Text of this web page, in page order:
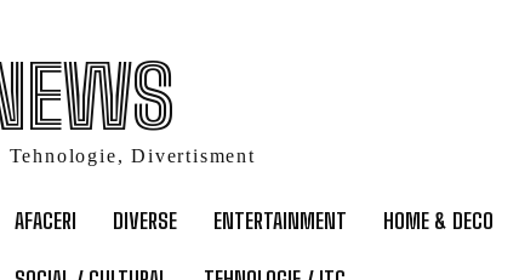
Divertisment
AFACERI DIVERSE ENTERTAINMENT HOME & DECO